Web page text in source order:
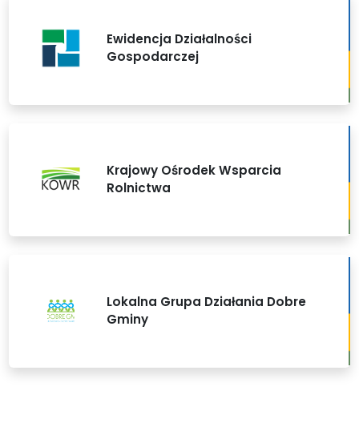
Ewidencja Działalności
Gospodarczej
Krajowy Ośrodek Wsparcia
Rolnictwa
Lokalna Grupa Działania Dobre
Gminy